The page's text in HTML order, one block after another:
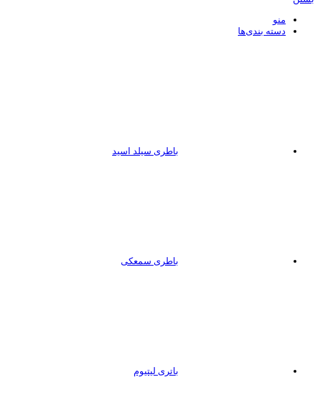
منو
دسته بندی‌ها
باطری سیلد اسید
باطری سمعکی
باتری لیتیوم